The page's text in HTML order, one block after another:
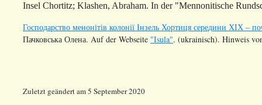
Insel Chortitz; Klashen, Abraham. In der "Mennonitische
Господарство менонітів колонії Інзель Хортиця середини ХІХ –
Пачковська Олена. Auf der Webseite "Isula". (ukrainisch). Hinweis
Zuletzt geändert am 5 September 2020